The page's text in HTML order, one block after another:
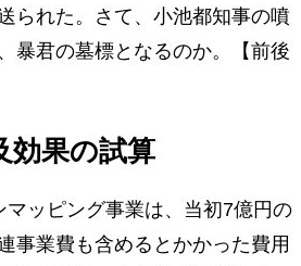
られた。さて、小池都知事の噴
暴君の墓標となるのか。【前後
効果の試算
ッピング事業は、当初7億円の
事業費も含めるとかかった費用